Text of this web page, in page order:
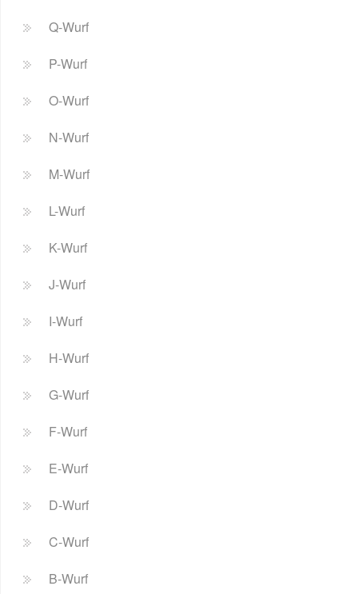
Q-Wurf
P-Wurf
O-Wurf
N-Wurf
M-Wurf
L-Wurf
K-Wurf
J-Wurf
I-Wurf
H-Wurf
G-Wurf
F-Wurf
E-Wurf
D-Wurf
C-Wurf
B-Wurf